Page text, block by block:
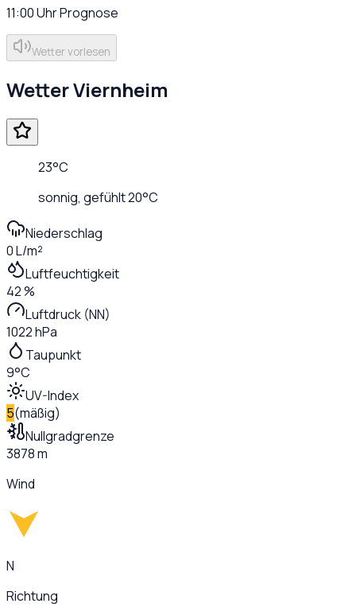
11:00UhrPrognose
Wetter vorlesen
WetterViernheim
23°C
sonnig, gefühlt20°C
Niederschlag
0 L/m²
Luftfeuchtigkeit
42 %
Luftdruck (NN)
1022 hPa
Taupunkt
9°C
UV-Index
5(mäßig)
Nullgradgrenze
3878 m
Wind
N
Richtung